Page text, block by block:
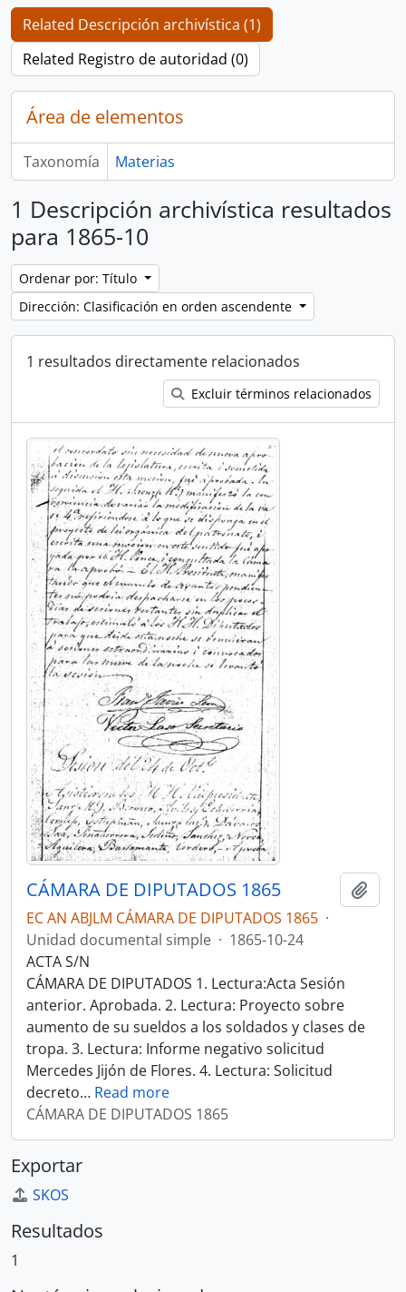
Related Descripción archivística (1)
Related Registro de autoridad (0)
Área de elementos
Taxonomía Materias
1 Descripción archivística resultados
para 1865-10
Ordenar por: Título
Dirección: Clasificación en orden ascendente
1 resultados directamente relacionados
Excluir términos relacionados
CÁMARA DE DIPUTADOS 1865
EC AN ABJLM CÁMARA DE DIPUTADOS 1865 ·
Unidad documental simple · 1865-10-24
ACTA S/N
CÁMARA DE DIPUTADOS 1. Lectura:Acta Sesión
anterior. Aprobada. 2. Lectura: Proyecto sobre
aumento de su sueldos a los soldados y clases de
tropa. 3. Lectura: Informe negativo solicitud
Mercedes Jijón de Flores. 4. Lectura: Solicitud
decreto… Read more
CÁMARA DE DIPUTADOS 1865
Exportar
SKOS
Resultados
1